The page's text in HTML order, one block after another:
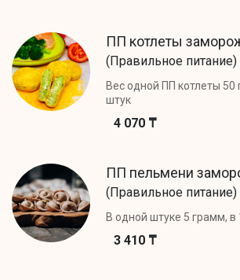
ПП котлеты
(Правильное питание)
Вес одной ПП котлеты 50
штук
4 070 ₸
ПП пельмени
(Правильное питание)
В одной штуке 5 грамм, в
3 410 ₸